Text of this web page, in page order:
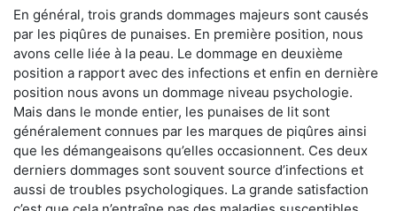
En général, trois grands dommages majeurs sont causés
par les piqûres de punaises. En première position, nous
avons celle liée à la peau. Le dommage en deuxième
position a rapport avec des infections et enfin en dernière
position nous avons un dommage niveau psychologie.
Mais dans le monde entier, les punaises de lit sont
généralement connues par les marques de piqûres ainsi
que les démangeaisons qu’elles occasionnent. Ces deux
derniers dommages sont souvent source d’infections et
aussi de troubles psychologiques. La grande satisfaction